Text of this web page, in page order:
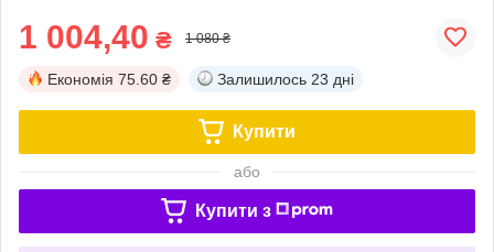
1 004,40 ₴ 1 080 ₴
Економія 75.60 ₴ Залишилось 23 дні
Купити
або
Купити з